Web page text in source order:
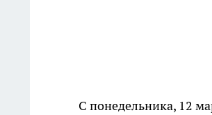
С понедельника, 12